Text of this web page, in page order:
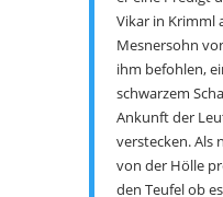
Vikar in Krimml
Mesnersohn
ihm befohlen,
schwarzem
Ankunft der
verstecken. Als
von der Hölle
den Teufel ob